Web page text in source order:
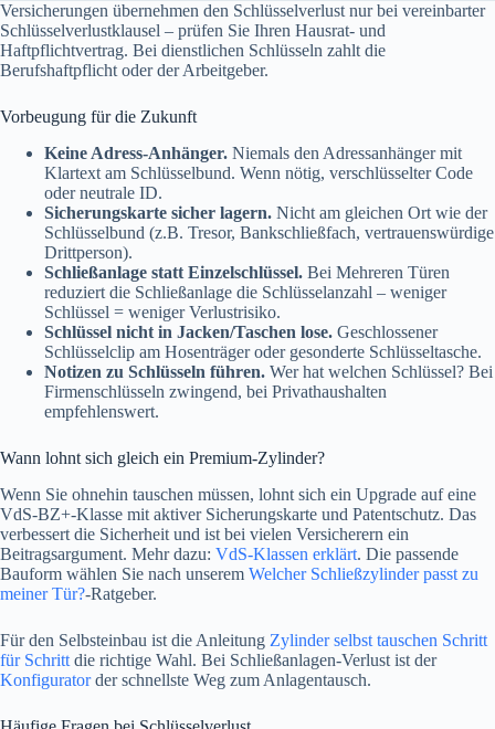
Versicherungen übernehmen den Schlüsselverlust nur bei vereinbarter
Schlüsselverlustklausel – prüfen Sie Ihren Hausrat- und
Haftpflichtvertrag. Bei dienstlichen Schlüsseln zahlt die
Berufshaftpflicht oder der Arbeitgeber.
Vorbeugung für die Zukunft
Keine Adress-Anhänger. Niemals den Adressanhänger mit
Klartext am Schlüsselbund. Wenn nötig, verschlüsselter Code
oder neutrale ID.
Sicherungskarte sicher lagern. Nicht am gleichen Ort wie der
Schlüsselbund (z.B. Tresor, Bankschließfach, vertrauenswürdige
Drittperson).
Schließanlage statt Einzelschlüssel. Bei Mehreren Türen
reduziert die Schließanlage die Schlüsselanzahl – weniger
Schlüssel = weniger Verlustrisiko.
Schlüssel nicht in Jacken/Taschen lose. Geschlossener
Schlüsselclip am Hosenträger oder gesonderte Schlüsseltasche.
Notizen zu Schlüsseln führen. Wer hat welchen Schlüssel? Bei
Firmenschlüsseln zwingend, bei Privathaushalten
empfehlenswert.
Wann lohnt sich gleich ein Premium-Zylinder?
Wenn Sie ohnehin tauschen müssen, lohnt sich ein Upgrade auf eine
VdS-BZ+-Klasse mit aktiver Sicherungskarte und Patentschutz. Das
verbessert die Sicherheit und ist bei vielen Versicherern ein
Beitragsargument. Mehr dazu: VdS-Klassen erklärt. Die passende
Bauform wählen Sie nach unserem Welcher Schließzylinder passt zu
meiner Tür?-Ratgeber.
Für den Selbsteinbau ist die Anleitung Zylinder selbst tauschen Schritt
für Schritt die richtige Wahl. Bei Schließanlagen-Verlust ist der
Konfiguratorder schnellste Weg zum Anlagentausch.